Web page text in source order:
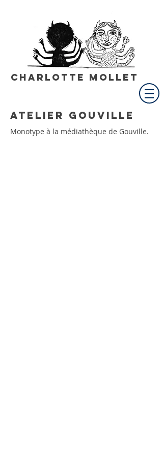
Charlotte Mollet
Atelier Gouville
Monotype à la médiathèque de Gouville.